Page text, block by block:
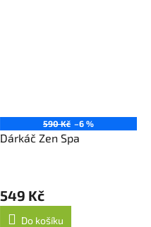
590 Kč –6 %
Dárkáč Zen Spa
549 Kč
Do košíku